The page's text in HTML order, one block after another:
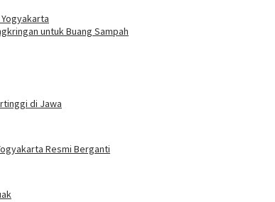
untuk Buang Sampah
di Jawa
Resmi Berganti